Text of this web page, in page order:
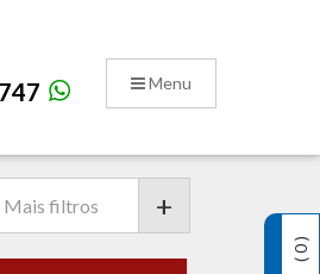
Menu
+
(
0
)